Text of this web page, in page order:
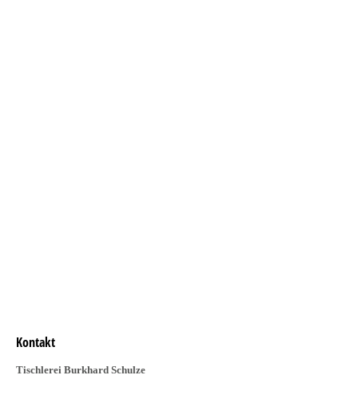
Kontakt
Tischlerei Burkhard Schulze